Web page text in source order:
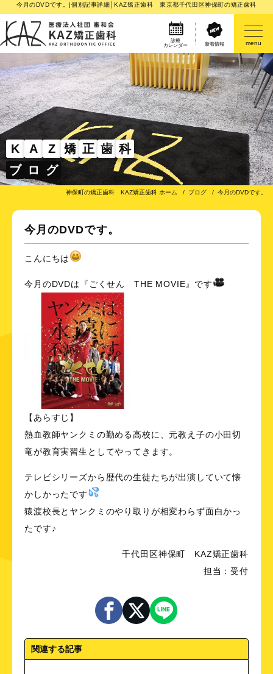
今月のDVDです。|個別記事詳細│KAZ矯正歯科 東京都千代田区神保町の矯正歯科
診療
カレンダー
新着情報 menu
K A Z 矯 正 歯 科
ブ ロ グ
神保町の矯正歯科 KAZ矯正歯科 ホーム ブログ 今月のDVDです。
今月のDVDです。
こんにちは
今月のDVDは『ごくせん THE MOVIE』です
【あらすじ】
熱血教師ヤンクミの勤める高校に、元教え子の小田切
竜が教育実習生としてやってきます。
テレビシリーズから歴代の生徒たちが出演していて懐
かしかったです
猿渡校長とヤンクミのやり取りが相変わらず面白かっ
たです♪
千代田区神保町 KAZ矯正歯科
担当：受付
関連する記事
医院案内
矯正歯科治療のご案内
矯正装置のご紹介
その他